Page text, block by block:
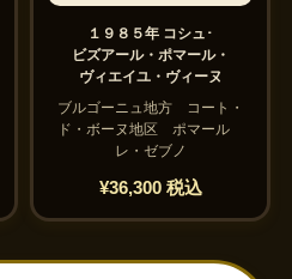
１９８５年 コシュ･
ビズアール・ポマール・
ヴィエイユ・ヴィーヌ
ブルゴーニュ地方 コート・
ド・ボーヌ地区 ポマール
レ・ゼブノ
¥36,300 税込